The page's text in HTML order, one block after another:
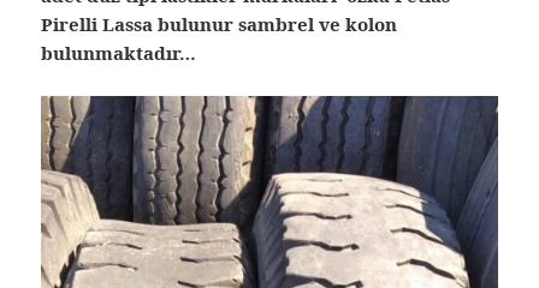
Pirelli Lassa bulunur sambrel ve kolon
bulunmaktadır…